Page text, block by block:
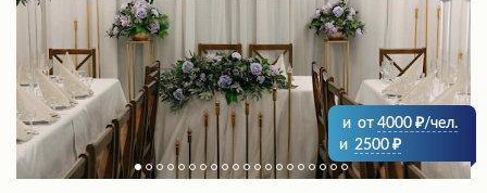
и от 4000
/чел.
и 2500